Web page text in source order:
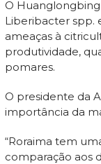
O
Liberibacter spp.
ameaças à
produtividade,
pomares.
O presidente da
importância da
“Roraima tem
comparação aos